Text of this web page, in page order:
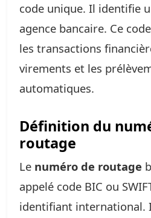
code unique. Il identifie
agence bancaire. Ce
les transactions
virements et les
automatiques.
Définition du
routage
Le numéro de routage
appelé code BIC ou
identifiant international.